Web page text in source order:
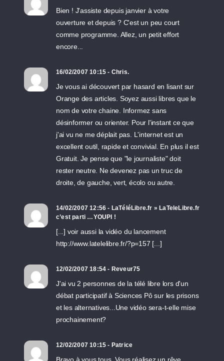
Bien ! J'assiste depuis janvier à votre
ouverture et depuis ? C'est un peu court
comme programme. Allez, un petit effort
encore...
16/02/2007 10:15 - Chris.
Je vous ai découvert par hasard en lisant sur
Orange des articles. Soyez aussi libres que le
nom de votre chaine. Informez sans
désinformer ou orienter. Pour l'instant ce que
j'ai vu ne me déplait pas. L'internet est un
excellent outil, rapide et convivial. En plus il est
Gratuit. Je pense que "le journaliste" doit
rester neutre. Ne devenez pas un truc de
droite, de gauche, vert, écolo ou autre.
14/02/2007 12:56 - LaTéléLibre.fr » LaTeleLibre.fr
c’est parti …YOUPI !
[...] voir aussi la vidéo du lancement
http://www.latelelibre.fr/?p=157 [...]
12/02/2007 18:54 - Reveur75
J'ai vu 2 personnes de la télé libre lors d'un
débat participatif à Sciences Pô sur les prisons
et les alternatives...Une vidéo sera-t-elle mise
prochainement?
12/02/2007 10:15 - Patrice